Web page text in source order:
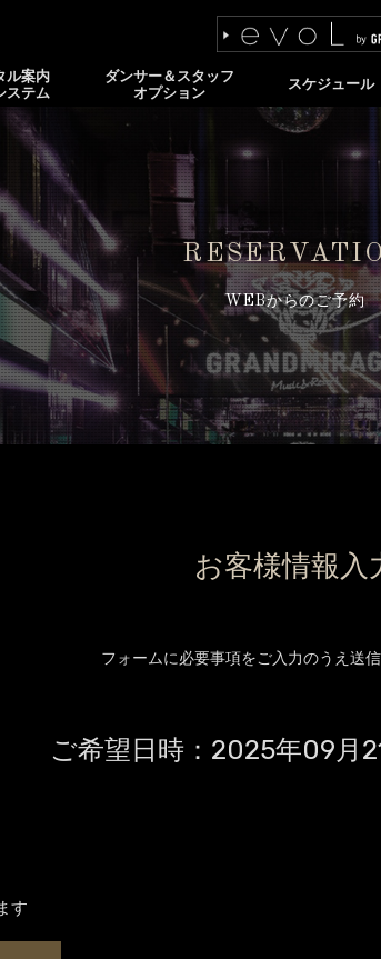
ル案内
ステム
ダンサー＆スタッフ
オプション
スケジュール
WEBからのご予約
お客様情報入
フォームに必要事項をご入力のうえ送信
ご希望日時： 2025年09月
す